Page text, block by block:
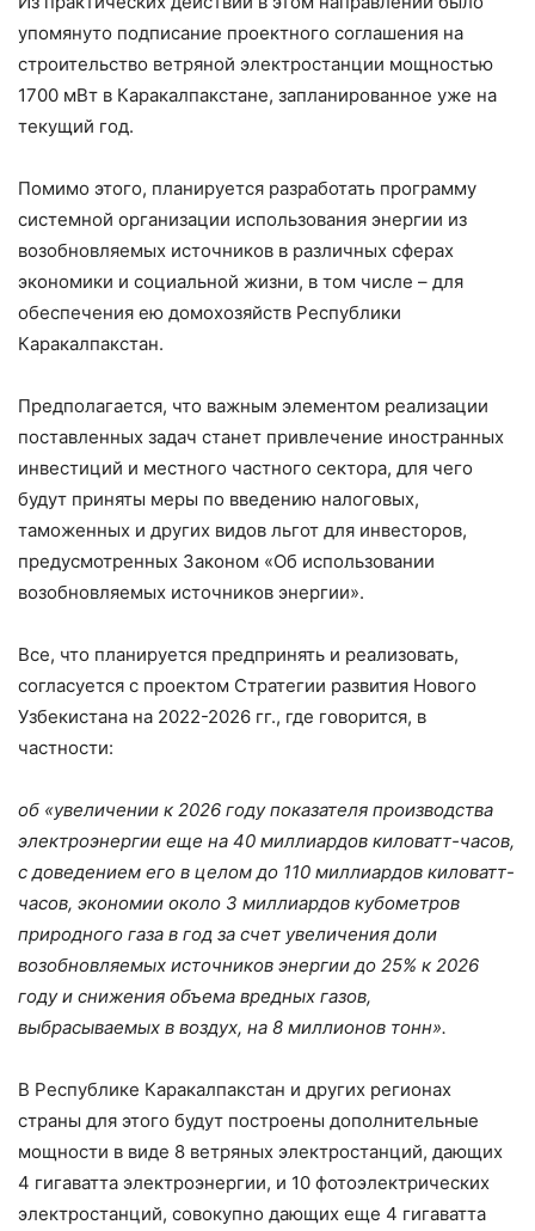
упомянуто подписание проектного соглашения на
строительство ветряной электростанции мощностью
1700 мВт в Каракалпакстане, запланированное уже на
текущий год.
Помимо этого, планируется разработать программу
системной организации использования энергии из
возобновляемых источников в различных сферах
экономики и социальной жизни, в том числе – для
обеспечения ею домохозяйств Республики
Каракалпакстан.
Предполагается, что важным элементом реализации
поставленных задач станет привлечение иностранных
инвестиций и местного частного сектора, для чего
будут приняты меры по введению налоговых,
таможенных и других видов льгот для инвесторов,
предусмотренных Законом «Об использовании
возобновляемых источников энергии».
Все, что планируется предпринять и реализовать,
согласуется с проектом Стратегии развития Нового
Узбекистана на 2022-2026 гг., где говорится, в
частности:
об «увеличении к 2026 году показателя производства
электроэнергии еще на 40 миллиардов киловатт-часов,
с доведением его в целом до 110 миллиардов киловатт-
часов, экономии около 3 миллиардов кубометров
природного газа в год за счет увеличения доли
возобновляемых источников энергии до 25% к 2026
году и снижения объема вредных газов,
выбрасываемых в воздух, на 8 миллионов тонн».
В Республике Каракалпакстан и других регионах
страны для этого будут построены дополнительные
мощности в виде 8 ветряных электростанций, дающих
4 гигаватта электроэнергии, и 10 фотоэлектрических
электростанций, совокупно дающих еще 4 гигаватта